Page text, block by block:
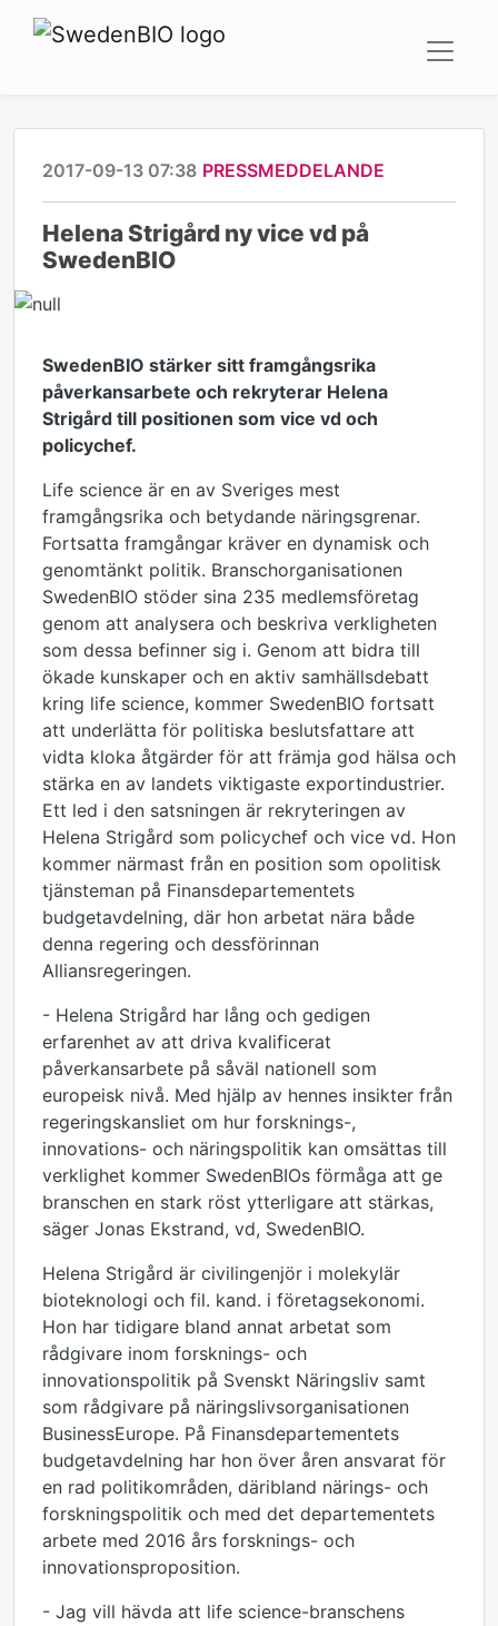
2017-09-13 07:38 PRESSMEDDELANDE
Helena Strigård ny vice vd på
SwedenBIO
SwedenBIO stärker sitt framgångsrika
påverkansarbete och rekryterar Helena
Strigård till positionen som vice vd och
policychef.
Life science är en av Sveriges mest
framgångsrika och betydande näringsgrenar.
Fortsatta framgångar kräver en dynamisk och
genomtänkt politik. Branschorganisationen
SwedenBIO stöder sina 235 medlemsföretag
genom att analysera och beskriva verkligheten
som dessa befinner sig i. Genom att bidra till
ökade kunskaper och en aktiv samhällsdebatt
kring life science, kommer SwedenBIO fortsatt
att underlätta för politiska beslutsfattare att
vidta kloka åtgärder för att främja god hälsa och
stärka en av landets viktigaste exportindustrier.
Ett led i den satsningen är rekryteringen av
Helena Strigård som policychef och vice vd. Hon
kommer närmast från en position som opolitisk
tjänsteman på Finansdepartementets
budgetavdelning, där hon arbetat nära både
denna regering och dessförinnan
Alliansregeringen.
- Helena Strigård har lång och gedigen
erfarenhet av att driva kvalificerat
påverkansarbete på såväl nationell som
europeisk nivå. Med hjälp av hennes insikter från
regeringskansliet om hur forsknings-,
innovations- och näringspolitik kan omsättas till
verklighet kommer SwedenBIOs förmåga att ge
branschen en stark röst ytterligare att stärkas,
säger Jonas Ekstrand, vd, SwedenBIO.
Helena Strigård är civilingenjör i molekylär
bioteknologi och fil. kand. i företagsekonomi.
Hon har tidigare bland annat arbetat som
rådgivare inom forsknings- och
innovationspolitik på Svenskt Näringsliv samt
som rådgivare på näringslivsorganisationen
BusinessEurope. På Finansdepartementets
budgetavdelning har hon över åren ansvarat för
en rad politikområden, däribland närings- och
forskningspolitik och med det departementets
arbete med 2016 års forsknings- och
innovationsproposition.
- Jag vill hävda att life science-branschens